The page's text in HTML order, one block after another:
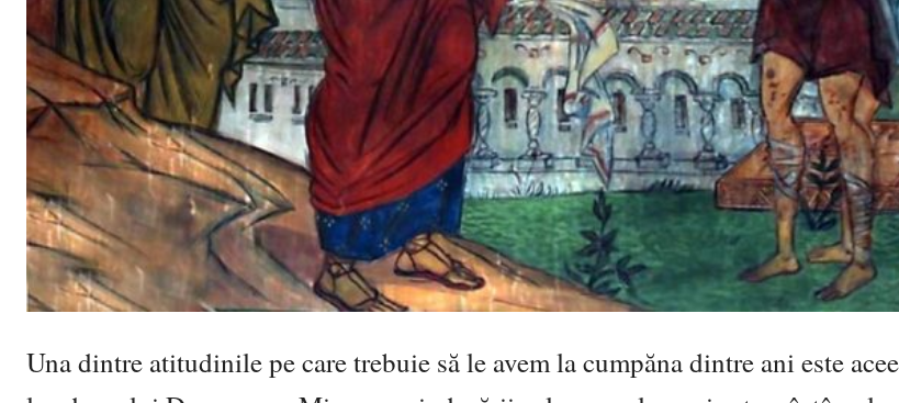
Una dintre atitudinile pe care trebuie să le avem la cumpăna dintre ani este